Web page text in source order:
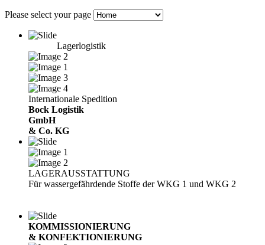
Please select your page
Lagerlogistik
Internationale Spedition
Bock Logistik
GmbH
& Co. KG
LAGERAUSSTATTUNG
Für wassergefährdende Stoffe der WKG 1 und WKG 2
KOMMISSIONIERUNG
& KONFEKTIONIERUNG